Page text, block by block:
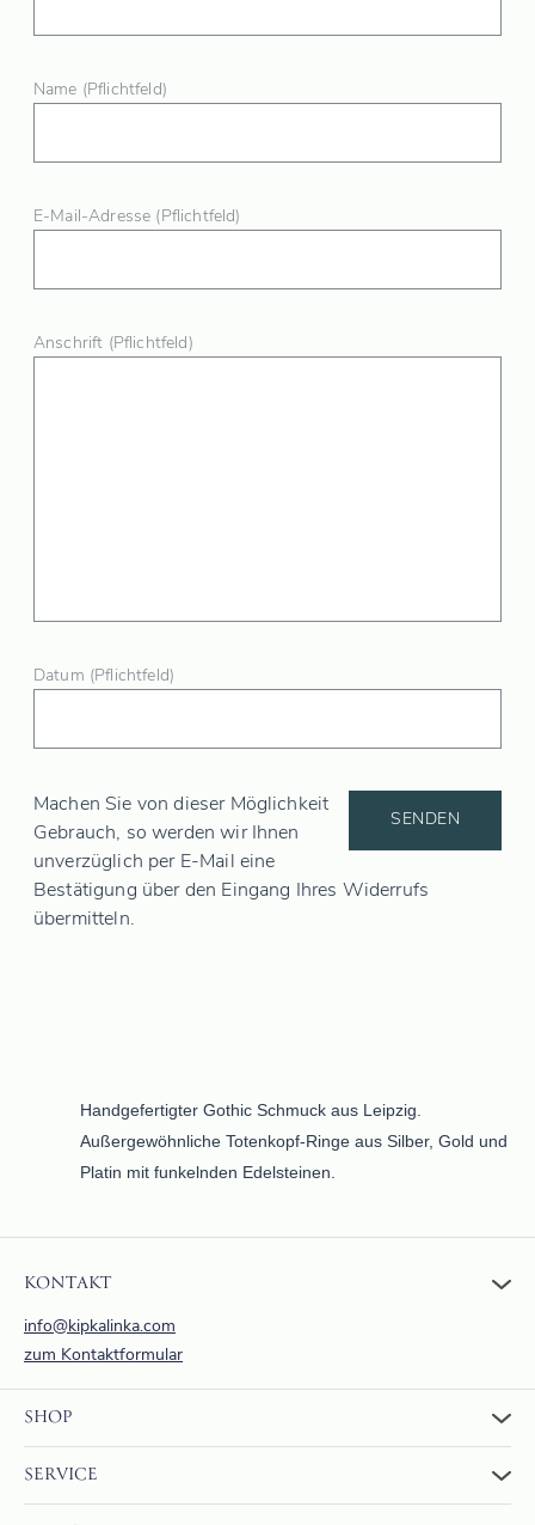
Name (Pflichtfeld)
E-Mail-Adresse (Pflichtfeld)
Anschrift (Pflichtfeld)
Datum (Pflichtfeld)
Machen Sie von dieser Möglichkeit
Gebrauch, so werden wir Ihnen
unverzüglich per E-Mail eine
Bestätigung über den Eingang Ihres Widerrufs
übermitteln.
Handgefertigter Gothic Schmuck aus Leipzig.
Außergewöhnliche Totenkopf-Ringe aus Silber, Gold und
Platin mit funkelnden Edelsteinen.
KONTAKT
info@kipkalinka.com
zum Kontaktformular
SHOP
SERVICE